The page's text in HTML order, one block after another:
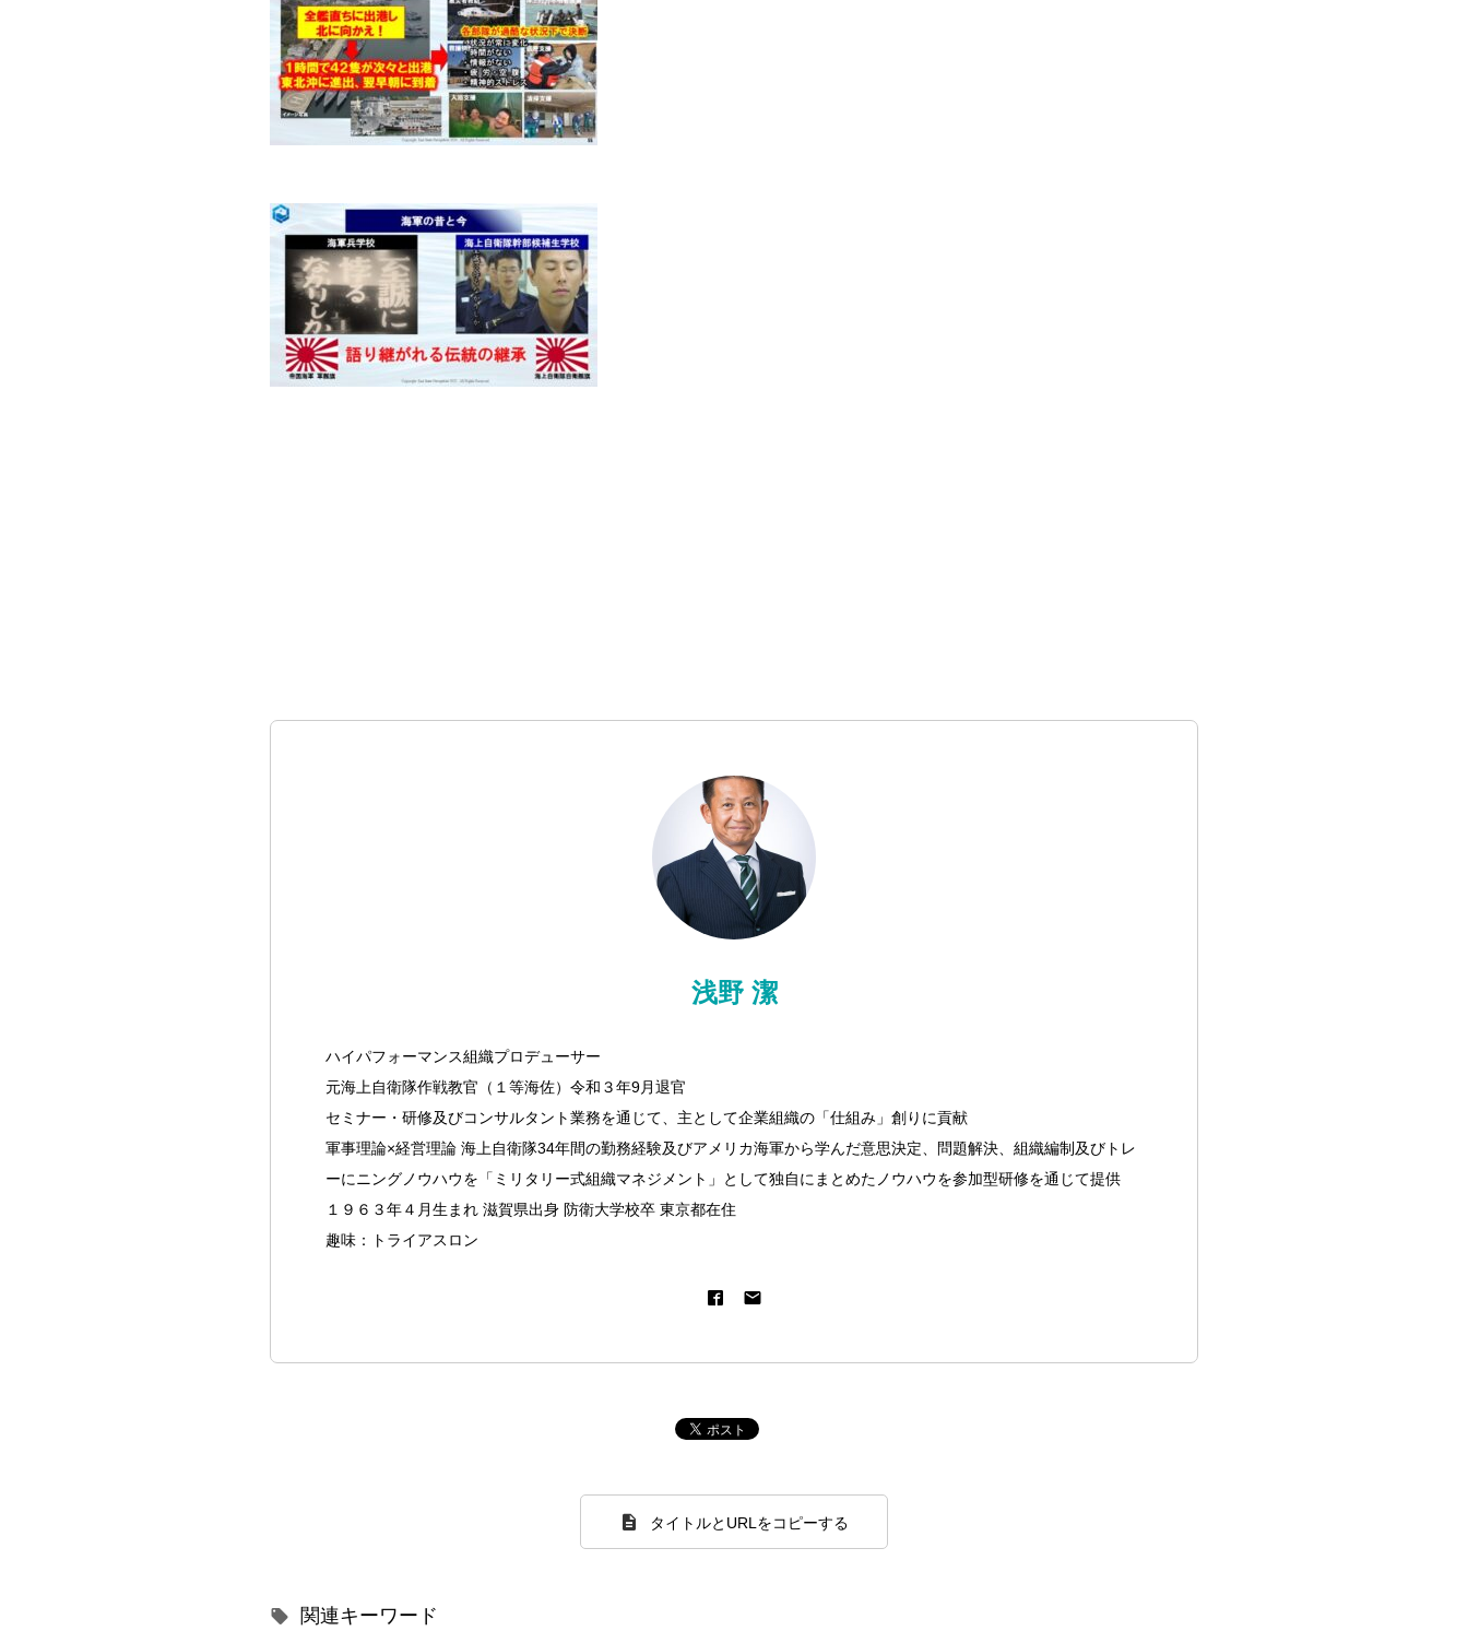
浅野 潔
ハイパフォーマンス組織プロデューサー
元海上自衛隊作戦教官（１等海佐）令和３年9月退官
セミナー・研修及びコンサルタント業務を通じて、主として企業組織の「仕組み」創りに貢献
軍事理論×経営理論 海上自衛隊34年間の勤務経験及びアメリカ海軍から学んだ意思決定、問題解決、組織編制及びトレ
ーにニングノウハウを「ミリタリー式組織マネジメント」として独自にまとめたノウハウを参加型研修を通じて提供
１９６３年４月生まれ 滋賀県出身 防衛大学校卒 東京都在住
趣味：トライアスロン
タイトルとURLをコピーする
関連キーワード
BCP（事業継続計画）の作成はもうお済みですか？
台湾有事対応・事業継続力「緊急診断」セミナー